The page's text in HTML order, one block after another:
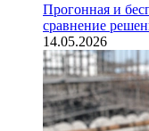
Прогонная и
сравнение
14.05.2026